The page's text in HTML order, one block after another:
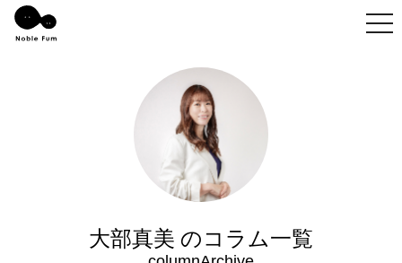
大部真美 のコラム一覧